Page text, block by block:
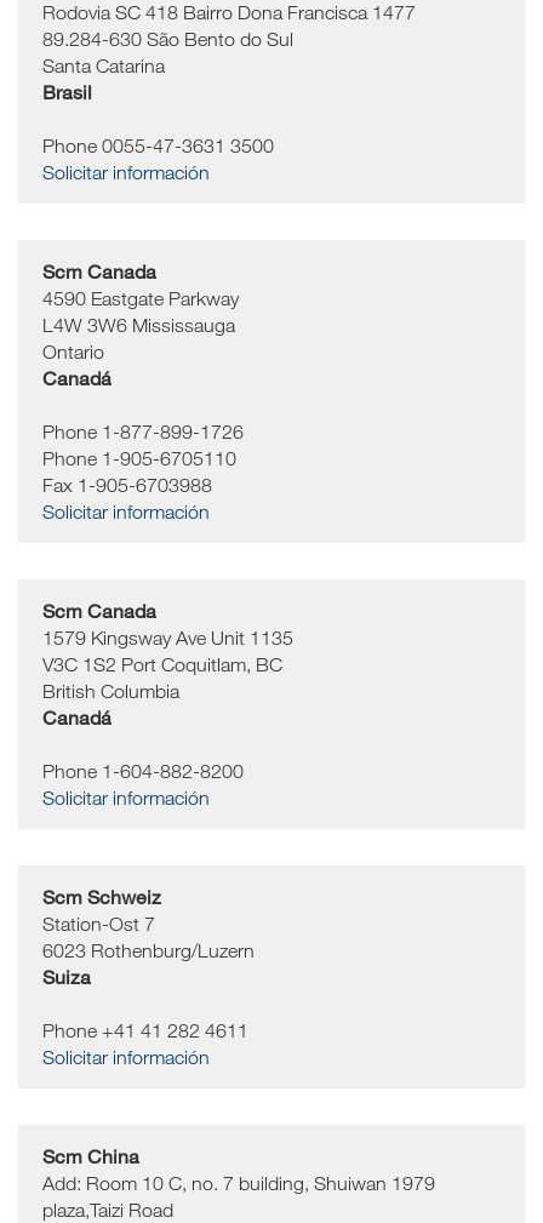
Rodovia SC 418 Bairro Dona Francisca 1477
89.284-630 São Bento do Sul
Santa Catarina
Brasil
Phone 0055-47-3631 3500
Solicitar información
Scm Canada
4590 Eastgate Parkway
L4W 3W6 Mississauga
Ontario
Canadá
Phone 1-877-899-1726
Phone 1-905-6705110
Fax 1-905-6703988
Solicitar información
Scm Canada
1579 Kingsway Ave Unit 1135
V3C 1S2 Port Coquitlam, BC
British Columbia
Canadá
Phone 1-604-882-8200
Solicitar información
Scm Schweiz
Station-Ost 7
6023 Rothenburg/Luzern
Suiza
Phone +41 41 282 4611
Solicitar información
Scm China
Add: Room 10 C, no. 7 building, Shuiwan 1979
plaza,Taizi Road